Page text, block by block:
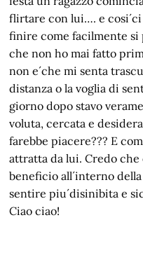
flirtare con lui…. e cosi´ci
finire come facilmente si
che non ho mai fatto
non e´che mi senta
distanza o la voglia di
giorno dopo stavo
voluta, cercata e
farebbe piacere??? E
attratta da lui. Credo
beneficio all´interno
sentire piu´disinibita e
Ciao ciao!